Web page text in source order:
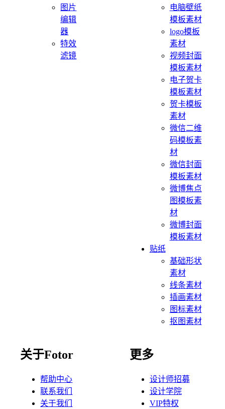
图片
编辑
器
特效
滤镜
电脑壁纸
模板素材
logo模板
素材
视频封面
模板素材
电子贺卡
模板素材
贺卡模板
素材
微信二维
码模板素
材
微信封面
模板素材
微博焦点
图模板素
材
微博封面
模板素材
贴纸
基础形状
素材
线条素材
插画素材
图标素材
抠图素材
关于Fotor
帮助中心
联系我们
关于我们
更多
设计师招募
设计学院
VIP特权